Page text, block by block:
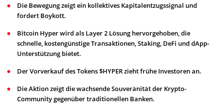
Die Bewegung zeigt ein kollektives Kapitalentzugssignal und
fordert Boykott.
Bitcoin Hyper wird als Layer 2 Lösung hervorgehoben, die
schnelle, kostengünstige Transaktionen, Staking, DeFi und dApp-
Unterstützung bietet.
Der Vorverkauf des Tokens $HYPER zieht frühe Investoren an.
Die Aktion zeigt die wachsende Souveränität der Krypto-
Community gegenüber traditionellen Banken.